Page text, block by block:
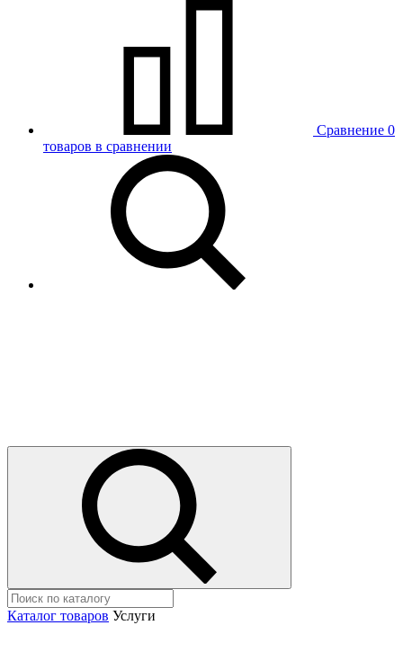
Сравнение 0
товаров в сравнении
Каталог товаров Услуги